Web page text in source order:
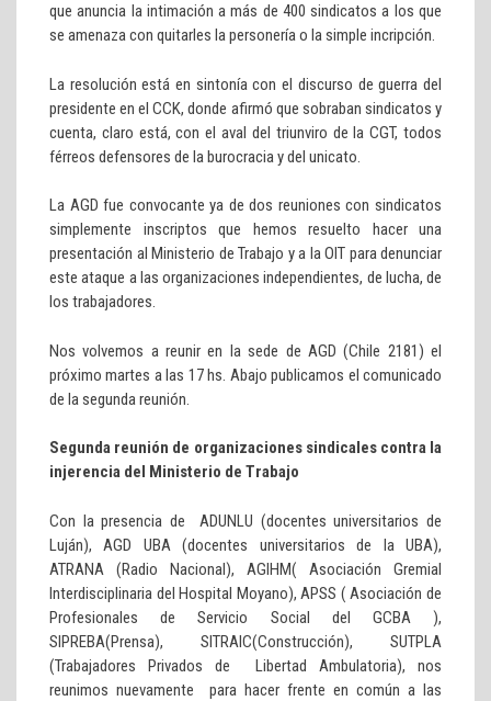
que anuncia la intimación a más de 400 sindicatos a los que
se amenaza con quitarles la personería o la simple incripción.
La resolución está en sintonía con el discurso de guerra del
presidente en el CCK, donde afirmó que sobraban sindicatos y
cuenta, claro está, con el aval del triunviro de la CGT, todos
férreos defensores de la burocracia y del unicato.
La AGD fue convocante ya de dos reuniones con sindicatos
simplemente inscriptos que hemos resuelto hacer una
presentación al Ministerio de Trabajo y a la OIT para denunciar
este ataque a las organizaciones independientes, de lucha, de
los trabajadores.
Nos volvemos a reunir en la sede de AGD (Chile 2181) el
próximo martes a las 17 hs. Abajo publicamos el comunicado
de la segunda reunión.
Segunda reunión de organizaciones sindicales contra la
injerencia del Ministerio de Trabajo
Con la presencia de ADUNLU (docentes universitarios de
Luján), AGD UBA (docentes universitarios de la UBA),
ATRANA (Radio Nacional), AGIHM( Asociación Gremial
Interdisciplinaria del Hospital Moyano), APSS ( Asociación de
Profesionales de Servicio Social del GCBA ),
SIPREBA(Prensa), SITRAIC(Construcción), SUTPLA
(Trabajadores Privados de Libertad Ambulatoria), nos
reunimos nuevamente para hacer frente en común a las